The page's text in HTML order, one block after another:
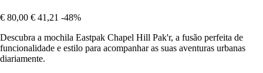
€ 80,00 € 41,21 -48%
Descubra a mochila Eastpak Chapel Hill Pak'r, a fusão perfeita de
funcionalidade e estilo para acompanhar as suas aventuras urbanas
diariamente.